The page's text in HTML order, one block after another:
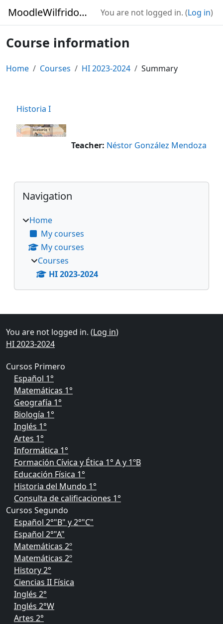
MoodleWilfridoSecundaria You are not logged in. (Log in)
Course information
Home Courses HI 2023-2024 Summary
Historia I
Teacher: Néstor González Mendoza
Blocks
Skip Navigation
Navigation
Home
My courses
My courses
Courses
HI 2023-2024
Supplementary blocks
You are not logged in. (Log in)
HI 2023-2024
Cursos Primero
Español 1°
Matemáticas 1°
Geografía 1°
Biología 1°
Inglés 1°
Artes 1°
Informática 1°
Formación Cívica y Ética 1° A y 1ºB
Educación Física 1°
Historia del Mundo 1°
Consulta de calificaciones 1°
Cursos Segundo
Español 2°"B" y 2°"C"
Español 2°"A"
Matemáticas 2º
Matemáticas 2º
History 2°
Ciencias II Física
Inglés 2°
Inglés 2°W
Artes 2°